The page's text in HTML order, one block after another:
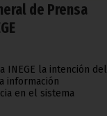
de Prensa
INEGE la intención del
información
en el sistema